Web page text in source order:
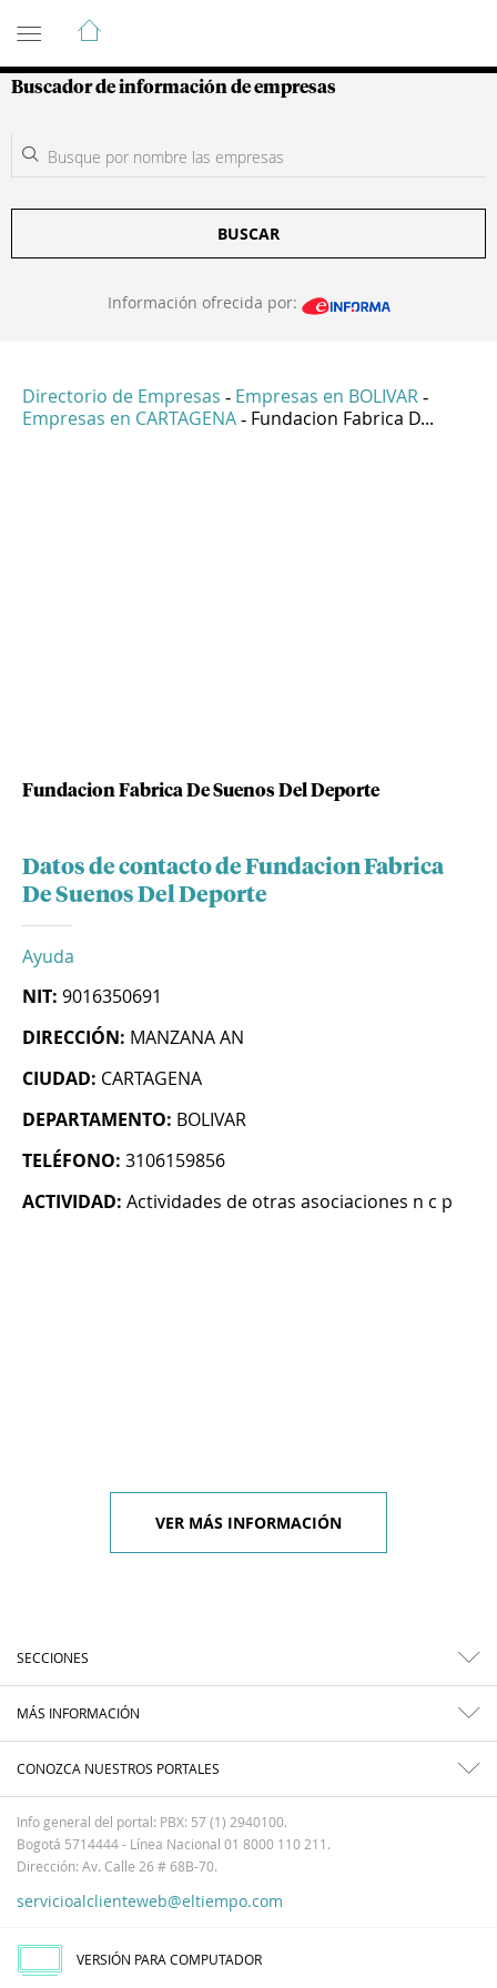
Guía de Empresas Colombianas
Buscador de información de empresas
BUSCAR
Información ofrecida por:
Directorio de Empresas - Empresas en BOLIVAR -
Empresas en CARTAGENA - Fundacion Fabrica D...
Fundacion Fabrica De Suenos Del Deporte
Datos de contacto de Fundacion Fabrica
De Suenos Del Deporte
Ayuda
NIT: 9016350691
DIRECCIÓN: MANZANA AN
CIUDAD: CARTAGENA
DEPARTAMENTO: BOLIVAR
TELÉFONO: 3106159856
ACTIVIDAD: Actividades de otras asociaciones n c p
VER MÁS INFORMACIÓN
SECCIONES
MÁS INFORMACIÓN
CONOZCA NUESTROS PORTALES
Info general del portal: PBX: 57 (1) 2940100.
Bogotá 5714444 - Línea Nacional 01 8000 110 211.
Dirección: Av. Calle 26 # 68B-70.
servicioalclienteweb@eltiempo.com
VERSIÓN PARA COMPUTADOR